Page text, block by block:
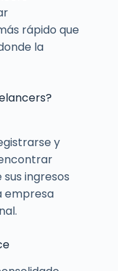
rápido que
la
y
ingresos
empresa